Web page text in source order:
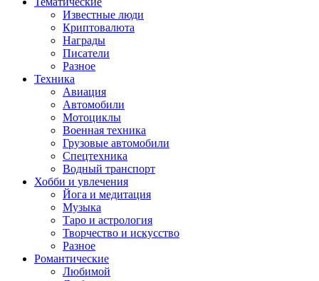
Известные люди
Криптовалюта
Награды
Писатели
Разное
Техника
Авиация
Автомобили
Мотоциклы
Военная техника
Грузовые автомобили
Спецтехника
Водный транспорт
Хобби и увлечения
Йога и медитация
Музыка
Таро и астрология
Творчество и искусство
Разное
Романтические
Любимой